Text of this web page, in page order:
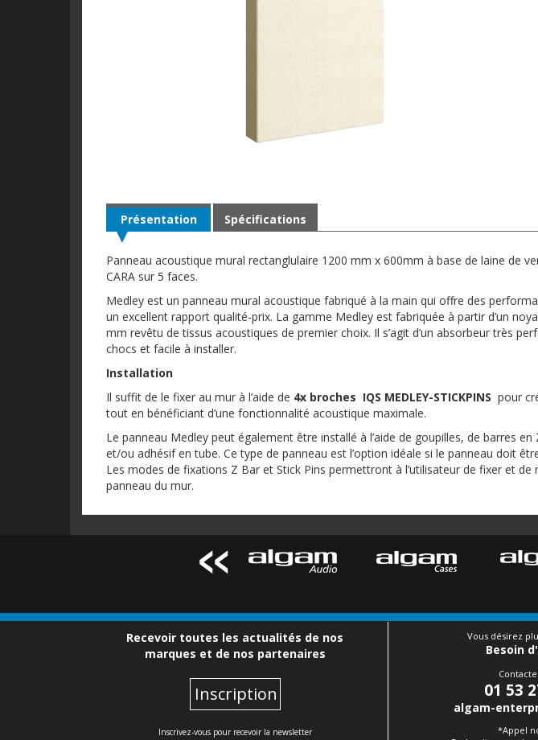
Présentation
Panneau acoustique mural rectanglulaire 1200 mm x 600mm à base de laine de
CARA sur 5 faces.
Medley est un panneau mural acoustique fabriqué à la main qui offre des
un excellent rapport qualité-prix. La gamme Medley est fabriquée à partir d’un
mm revêtu de tissus acoustiques de premier choix. Il s’agit d’un absorbeur très
chocs et facile à installer.
Installation
Il suffit de le fixer au mur à l’aide de 4x broches IQS MEDLEY-STICKPINS pour
tout en bénéficiant d’une fonctionnalité acoustique maximale.
Le panneau Medley peut également être installé à l’aide de goupilles, de barres
et/ou adhésif en tube. Ce type de panneau est l’option idéale si le panneau doit
Les modes de fixations Z Bar et Stick Pins permettront à l’utilisateur de fixer et de
panneau du mur.
Spécifications
Recevoir toutes les actualités de nos
marques et de nos partenaires
Inscription
Inscrivez-vous pour recevoir la newsletter
Vous désirez
Besoin
01 53
algam-
*Appel